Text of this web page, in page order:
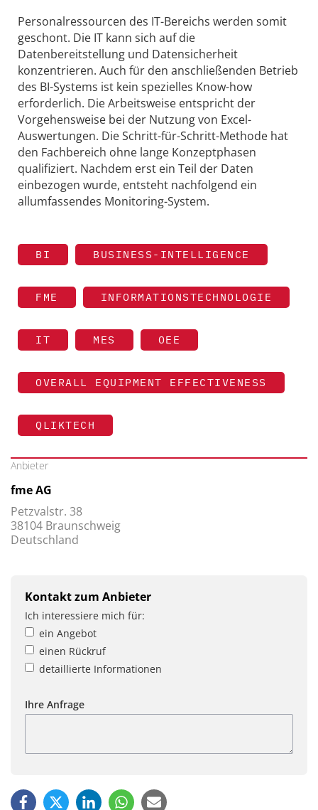
Personalressourcen des IT-Bereichs werden somit
geschont. Die IT kann sich auf die
Datenbereitstellung und Datensicherheit
konzentrieren. Auch für den anschließenden Betrieb
des BI-Systems ist kein spezielles Know-how
erforderlich. Die Arbeitsweise entspricht der
Vorgehensweise bei der Nutzung von Excel-
Auswertungen. Die Schritt-für-Schritt-Methode hat
den Fachbereich ohne lange Konzeptphasen
qualifiziert. Nachdem erst ein Teil der Daten
einbezogen wurde, entsteht nachfolgend ein
allumfassendes Monitoring-System.
BI BUSINESS-INTELLIGENCE
FME INFORMATIONSTECHNOLOGIE
IT MES OEE
OVERALL EQUIPMENT EFFECTIVENESS
QLIKTECH
Anbieter
fme AG
Petzvalstr. 38
38104 Braunschweig
Deutschland
Kontakt zum Anbieter
Ich interessiere mich für:
ein Angebot
einen Rückruf
detaillierte Informationen
Ihre Anfrage